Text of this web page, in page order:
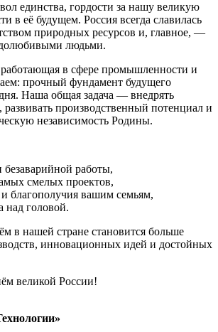
единства, гордости за нашу великую
в её будущем. Россия всегда славилась
природных ресурсов и, главное, —
людьми.
в сфере промышленности и
прочный фундамент будущего
Наша общая задача — внедрять
производственный потенциал и
независимость Родины.
работы,
смелых проектов,
благополучия вашим семьям,
над головой.
в нашей стране становится больше
инновационных идей и достойных
великой России!